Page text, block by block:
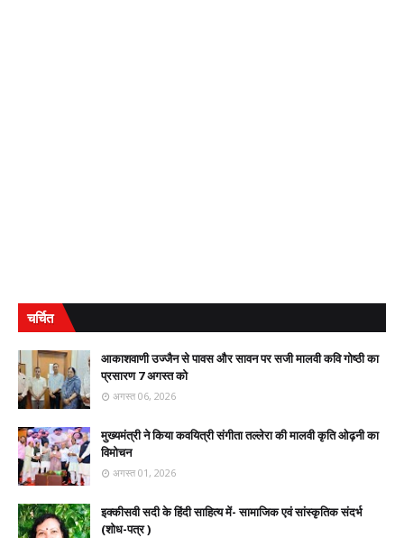
चर्चित
आकाशवाणी उज्जैन से पावस और सावन पर सजी मालवी कवि गोष्ठी का
प्रसारण 7 अगस्त को
अगस्त 06, 2026
मुख्यमंत्री ने किया कवयित्री संगीता तल्लेरा की मालवी कृति ओढ़नी का
विमोचन
अगस्त 01, 2026
इक्कीसवी सदी के हिंदी साहित्य में- सामाजिक एवं सांस्कृतिक संदर्भ
(शोध-पत्र )